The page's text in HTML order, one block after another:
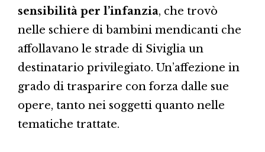
sensibilità per l’infanzia, che trovò
nelle schiere di bambini mendicanti che
affollavano le strade di Siviglia un
destinatario privilegiato. Un’affezione in
grado di trasparire con forza dalle sue
opere, tanto nei soggetti quanto nelle
tematiche trattate.